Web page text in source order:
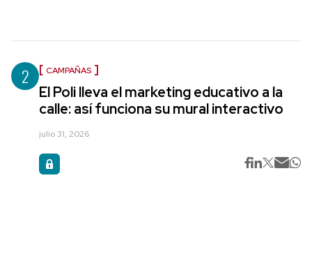
2 CAMPAÑAS
El Poli lleva el marketing educativo a la
calle: así funciona su mural interactivo
julio 31, 2026